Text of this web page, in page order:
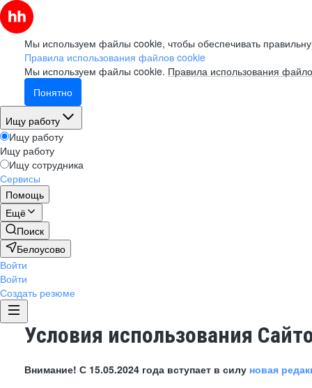
Мы используем файлы cookie, чтобы обеспечивать
Правила использования файлов cookie
Мы используем файлы cookie. Правила использования
Понятно
Ищу работу
Ищу работу
Ищу работу
Ищу сотрудника
Сервисы
Помощь
Ещё
Поиск
Белоусово
Войти
Войти
Создать резюме
Условия использования
Внимание! С 15.05.2024 года вступает в силу новая